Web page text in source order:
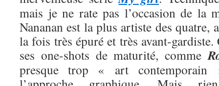
mais je ne rate pas l’occasion de la
Nananan est la plus artiste des quatre,
la fois très épuré et très avant-
ses one-shots de maturité, comme
presque trop « art contemporain